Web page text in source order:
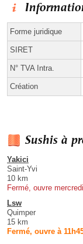
Forme juridique
SIRET
N° TVA Intra.
Création
Sushis à
Yakici
Saint-Yvi
10 km
Fermé, ouvre
Lsw
Quimper
15 km
Fermé, ouvre à